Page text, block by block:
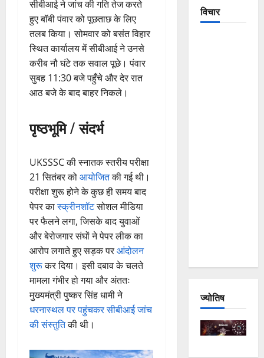
सीबीआई ने जांच की गति तेज करते
हुए बॉबी पंवार को पूछताछ के लिए
तलब किया। सोमवार को बसंत विहार
स्थित कार्यालय में सीबीआई ने उनसे
करीब नौ घंटे तक सवाल पूछे। पंवार
सुबह 11:30 बजे पहुँचे और देर रात
आठ बजे के बाद बाहर निकले।
पृष्ठभूमि / संदर्भ
UKSSSC की स्नातक स्तरीय परीक्षा
21 सितंबर कोआयोजितकी गई थी।
परीक्षा शुरू होने के कुछ ही समय बाद
पेपर कास्क्रीनशॉटसोशल मीडिया
पर फैलने लगा, जिसके बाद युवाओं
और बेरोजगार संघों ने पेपर लीक का
आरोप लगाते हुए सड़क परआंदोलन
शुरूकर दिया। इसी दबाव के चलते
मामला गंभीर हो गया और अंततः
मुख्यमंत्री पुष्कर सिंह धामी ने
धरनास्थल पर पहुंचकर सीबीआई जांच
की संस्तुतिकी थी।
विचार
ज्योतिष